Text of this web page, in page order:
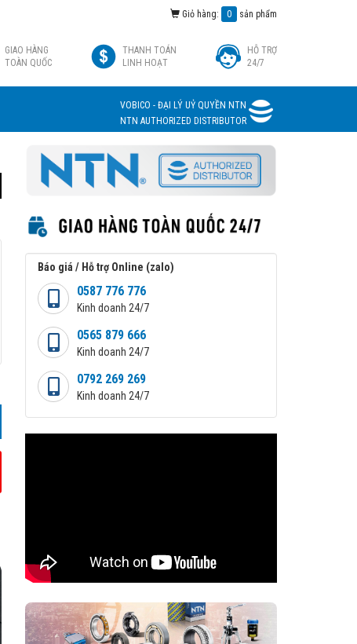
Giỏ hàng: 0 sản phẩm
GIAO HÀNG
TOÀN QUỐC
THANH TOÁN
LINH HOẠT
HỖ TRỢ
24/7
VOBICO - ĐẠI LÝ UỶ QUYỀN NTN
NTN AUTHORIZED DISTRIBUTOR
Báo giá / Hỗ trợ Online (zalo)
0587 776 776
Kinh doanh 24/7
0565 879 666
Kinh doanh 24/7
0792 269 269
Kinh doanh 24/7